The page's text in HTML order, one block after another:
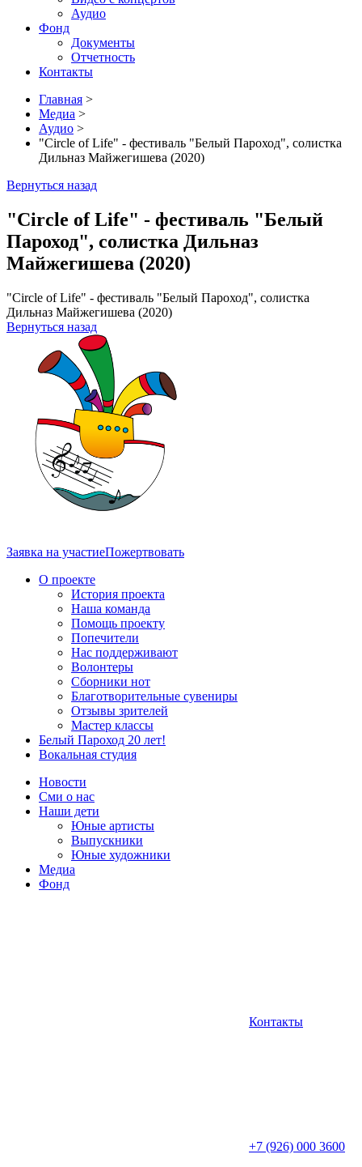
Аудио
Фонд
Документы
Отчетность
Контакты
Главная >
Медиа >
Аудио >
"Circle of Life" - фестиваль "Белый Пароход", солистка
Дильназ Майжегишева (2020)
Вернуться назад
"Circle of Life" - фестиваль "Белый
Пароход", солистка Дильназ
Майжегишева (2020)
"Circle of Life" - фестиваль "Белый Пароход", солистка
Дильназ Майжегишева (2020)
Вернуться назад
Заявка на участиеПожертвовать
О проекте
История проекта
Наша команда
Помощь проекту
Попечители
Нас поддерживают
Волонтеры
Сборники нот
Благотворительные сувениры
Отзывы зрителей
Мастер классы
Белый Пароход 20 лет!
Вокальная студия
Новости
Сми о нас
Наши дети
Юные артисты
Выпускники
Юные художники
Медиа
Фонд
Контакты
+7 (926) 000 3600